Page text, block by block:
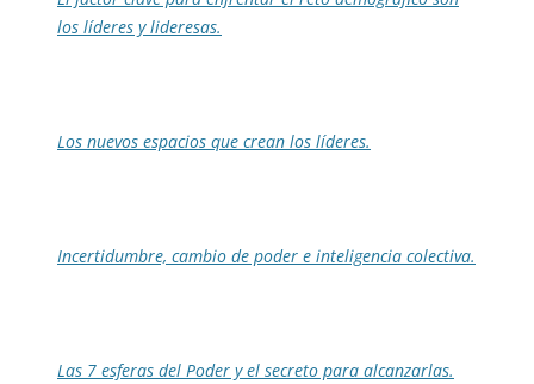
los líderes y lideresas.
Los nuevos espacios que crean los líderes.
Incertidumbre, cambio de poder e inteligencia colectiva.
Las 7 esferas del Poder y el secreto para alcanzarlas.